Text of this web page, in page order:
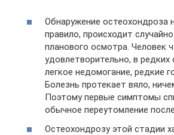
Обнаружение остеохондроза
правило, происходит
планового осмотра. Человек
удовлетворительно, в
легкое недомогание, редкие
Болезнь протекает вяло,
Поэтому первые симптомы
обычное переутомление
Остеохондрозу этой стадии